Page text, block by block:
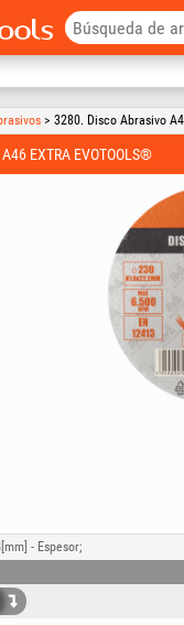
> 3280. Disco Abrasivo
EXTRA EVOTOOLS®
- Espesor;